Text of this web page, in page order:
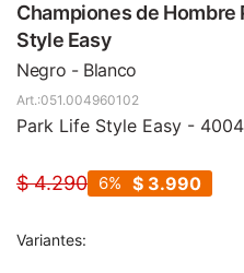
Championes de Hombre
Style Easy
Negro - Blanco
051.004960102
Park Life Style Easy -
$ 4.290 $ 3.990
6
Variantes: